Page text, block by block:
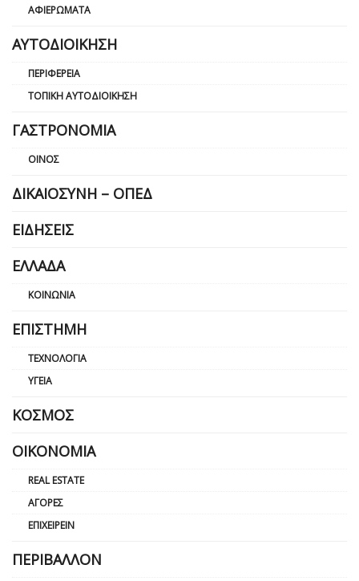
ΑΦΙΕΡΏΜΑΤΑ
ΑΥΤΟΔΙΟΊΚΗΣΗ
ΠΕΡΙΦΈΡΕΙΑ
ΤΟΠΙΚΉ ΑΥΤΟΔΙΟΊΚΗΣΗ
ΓΑΣΤΡΟΝΟΜΊΑ
ΟΊΝΟΣ
ΔΙΚΑΙΟΣΎΝΗ – ΟΠΕΔ
ΕΙΔΉΣΕΙΣ
ΕΛΛΆΔΑ
ΚΟΙΝΩΝΊΑ
ΕΠΙΣΤΉΜΗ
ΤΕΧΝΟΛΟΓΊΑ
ΥΓΕΊΑ
ΚΌΣΜΟΣ
ΟΙΚΟΝΟΜΊΑ
REAL ESTATE
ΑΓΟΡΈΣ
ΕΠΙΧΕΙΡΕΊΝ
ΠΕΡΙΒΆΛΛΟΝ